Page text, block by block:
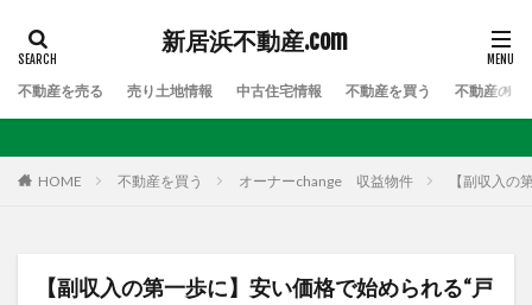
新居浜不動産.com
不動産を売る 売り土地情報 中古住宅情報 不動産を買う 不動産のお
HOME 不動産を買う オーナーchange 収益物件 【副収入の
【副収入の第一歩に】安い価格で始められる“戸